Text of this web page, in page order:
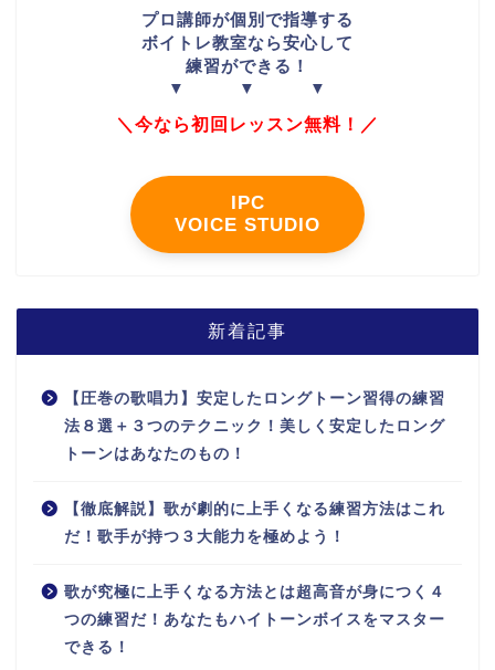
プロ講師が個別で指導する
ボイトレ教室なら安心して
練習ができる！
▼ ▼ ▼
＼今なら初回レッスン無料！／
IPC
VOICE STUDIO
新着記事
【圧巻の歌唱力】安定したロングトーン習得の練習
法８選＋３つのテクニック！美しく安定したロング
トーンはあなたのもの！
【徹底解説】歌が劇的に上手くなる練習方法はこれ
だ！歌手が持つ３大能力を極めよう！
歌が究極に上手くなる方法とは超高音が身につく４
つの練習だ！あなたもハイトーンボイスをマスター
できる！